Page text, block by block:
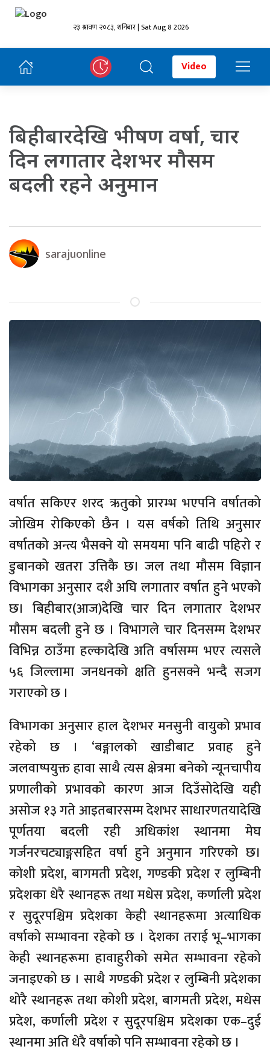
२३ श्रावण २०८३, शनिबार | Sat Aug 8 2026
Video
बिहीबारदेखि भीषण वर्षा, चार
दिन लगातार देशभर मौसम
बदली रहने अनुमान
sarajuonline
वर्षात सकिएर शरद ऋतुको प्रारम्भ भएपनि वर्षातको
जोखिम रोकिएको छैन । यस वर्षको तिथि अनुसार
वर्षातको अन्त्य भैसक्ने यो समयमा पनि बाढी पहिरो र
डुबानको खतरा उत्तिकै छ। जल तथा मौसम विज्ञान
विभागका अनुसार दशै अघि लगातार वर्षात हुने भएको
छ। बिहीबार(आज)देखि चार दिन लगातार देशभर
मौसम बदली हुने छ । विभागले चार दिनसम्म देशभर
विभिन्न ठाउँमा हल्कादेखि अति वर्षासम्म भएर त्यसले
५६ जिल्लामा जनधनको क्षति हुनसक्ने भन्दै सजग
गराएको छ ।
विभागका अनुसार हाल देशभर मनसुनी वायुको प्रभाव
रहेको छ । ‘बङ्गालको खाडीबाट प्रवाह हुने
जलवाष्पयुक्त हावा साथै त्यस क्षेत्रमा बनेको न्यूनचापीय
प्रणालीको प्रभावको कारण आज दिउँसोदेखि यही
असोज १३ गते आइतबारसम्म देशभर साधारणतयादेखि
पूर्णतया बदली रही अधिकांश स्थानमा मेघ
गर्जनरचट्याङ्गसहित वर्षा हुने अनुमान गरिएको छ।
कोशी प्रदेश, बागमती प्रदेश, गण्डकी प्रदेश र लुम्बिनी
प्रदेशका धेरै स्थानहरू तथा मधेस प्रदेश, कर्णाली प्रदेश
र सुदूरपश्चिम प्रदेशका केही स्थानहरूमा अत्याधिक
वर्षाको सम्भावना रहेको छ । देशका तराई भू–भागका
केही स्थानहरूमा हावाहुरीको समेत सम्भावना रहेको
जनाइएको छ । साथै गण्डकी प्रदेश र लुम्बिनी प्रदेशका
थोरै स्थानहरू तथा कोशी प्रदेश, बागमती प्रदेश, मधेस
प्रदेश, कर्णाली प्रदेश र सुदूरपश्चिम प्रदेशका एक–दुई
स्थानमा अति धेरै वर्षाको पनि सम्भावना रहेको छ ।